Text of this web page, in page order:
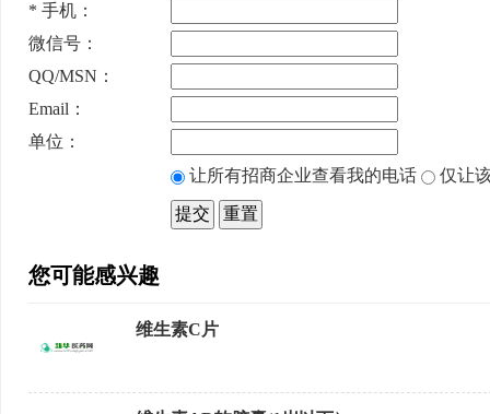
* 手机：
微信号：
QQ/MSN：
Email：
单位：
让所有招商企业查看我的电话
仅让
您可能感兴趣
维生素C片